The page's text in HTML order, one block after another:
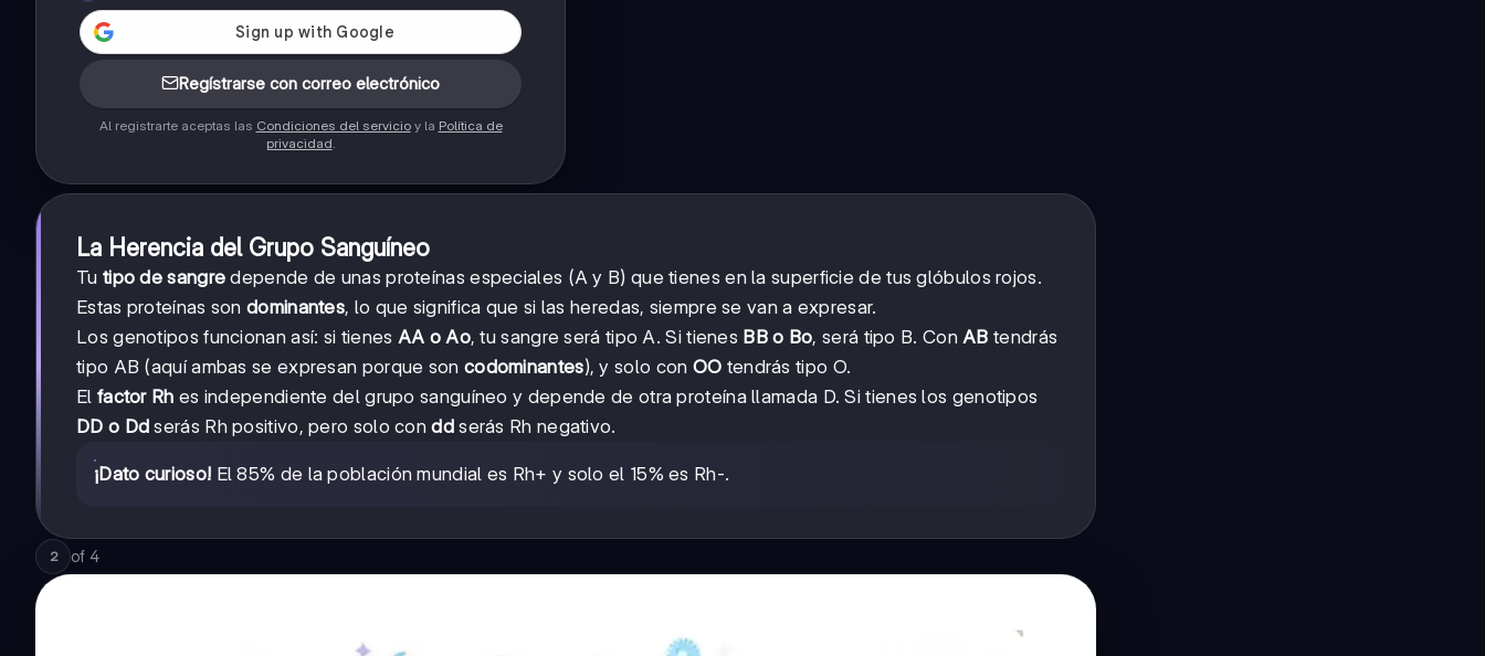
Regístrarse con correo electrónico
Al registrarte aceptas las Condiciones del servicioy la Política de
privacidad
La Herencia del Grupo Sanguíneo
Tu tipo de sangre depende de unas proteínas especiales (A y B) que tienes en la superficie de tus glóbulos rojos.
Estas proteínas sondominantes, lo que significa que si las heredas, siempre se van a expresar.
Los genotipos funcionan así: si tienes AA o Ao, tu sangre será tipo A. Si tienes BB o Bo, será tipo B. Con AB tendrás
tipo AB (aquí ambas se expresan porque son codominantes), y solo con OO tendrás tipo O.
El factor Rh es independiente del grupo sanguíneo y depende de otra proteína llamada D. Si tienes los genotipos
DD o Dd serás Rh positivo, pero solo conddserás Rh negativo.
¡Dato curioso! El 85% de la población mundial es Rh+ y solo el 15% es Rh-.
2 of 4